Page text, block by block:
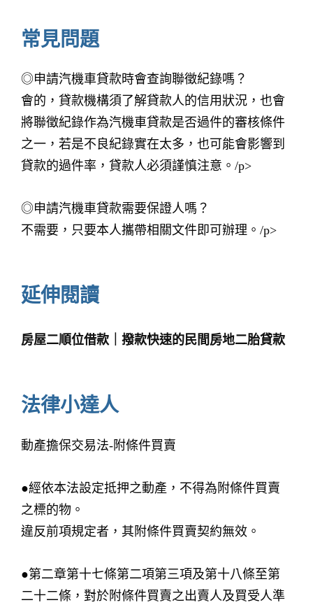
常見問題
◎申請汽機車貸款時會查詢聯徵紀錄嗎？
會的，貸款機構須了解貸款人的信用狀況，也會
將聯徵紀錄作為汽機車貸款是否過件的審核條件
之一，若是不良紀錄實在太多，也可能會影響到
貸款的過件率，貸款人必須謹慎注意。/p>
◎申請汽機車貸款需要保證人嗎？
不需要，只要本人攜帶相關文件即可辦理。/p>
延伸閱讀
房屋二順位借款｜撥款快速的民間房地二胎貸款
法律小達人
動產擔保交易法-附條件買賣
●經依本法設定抵押之動產，不得為附條件買賣
之標的物。
違反前項規定者，其附條件買賣契約無效。
●第二章第十七條第二項第三項及第十八條至第
二十二條，對於附條件買賣之出賣人及買受人準